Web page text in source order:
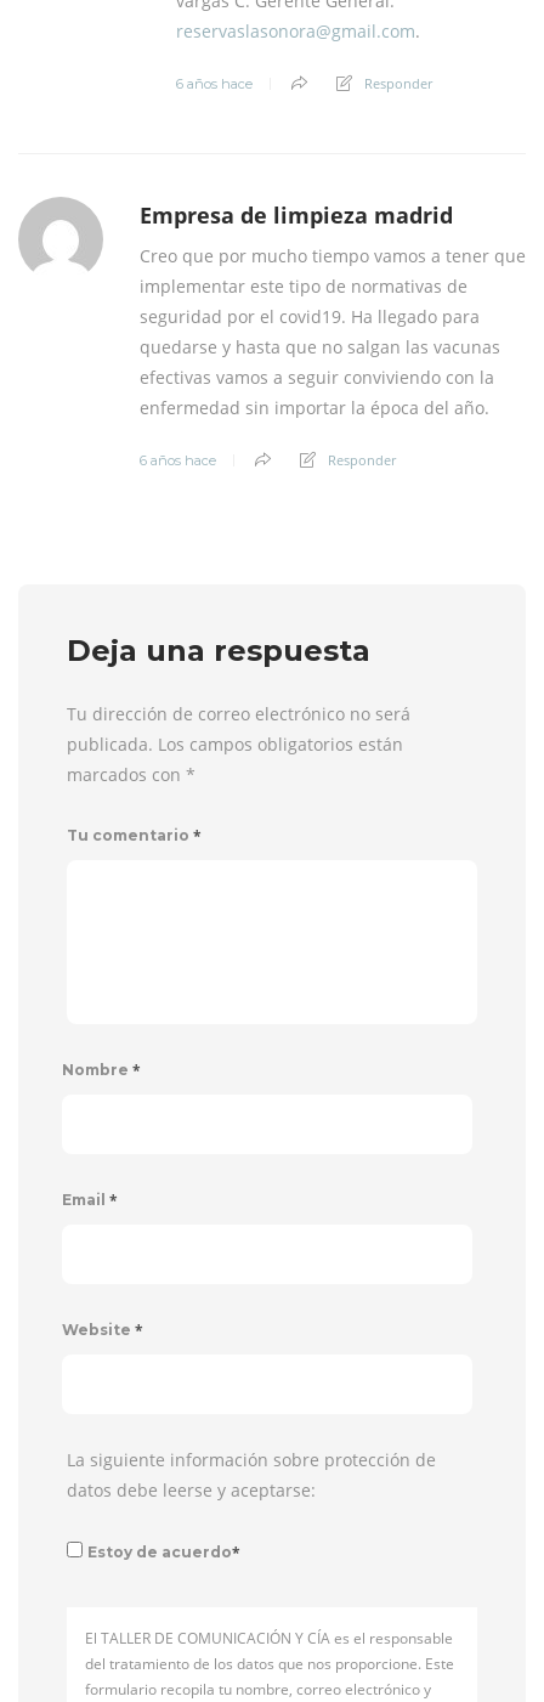
reservaslasonora@gmail.com.
6 años hace Responder
Empresa de limpieza madrid
Creo que por mucho tiempo vamos a tener que
implementar este tipo de normativas de
seguridad por el covid19. Ha llegado para
quedarse y hasta que no salgan las vacunas
efectivas vamos a seguir conviviendo con la
enfermedad sin importar la época del año.
6 años hace Responder
Deja una respuesta
Tu dirección de correo electrónico no será
publicada. Los campos obligatorios están
marcados con *
Tu comentario *
Nombre *
Email *
Website *
La siguiente información sobre protección de
datos debe leerse y aceptarse:
Estoy de acuerdo*
El TALLER DE COMUNICACIÓN Y CÍA es el responsable
del tratamiento de los datos que nos proporcione. Este
formulario recopila tu nombre, correo electrónico y